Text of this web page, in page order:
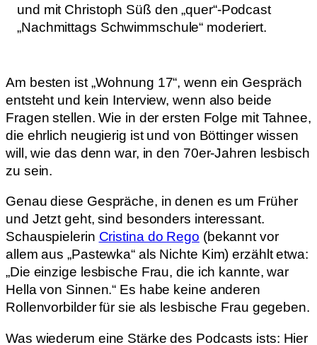
und mit Christoph Süß den „quer“-Podcast
„Nachmittags Schwimmschule“ moderiert.
Am besten ist „Wohnung 17“, wenn ein Gespräch
entsteht und kein Interview, wenn also beide
Fragen stellen. Wie in der ersten Folge mit Tahnee,
die ehrlich neugierig ist und von Böttinger wissen
will, wie das denn war, in den 70er-Jahren lesbisch
zu sein.
Genau diese Gespräche, in denen es um Früher
und Jetzt geht, sind besonders interessant.
Schauspielerin Cristina do Rego (bekannt vor
allem aus „Pastewka“ als Nichte Kim) erzählt etwa:
„Die einzige lesbische Frau, die ich kannte, war
Hella von Sinnen.“ Es habe keine anderen
Rollenvorbilder für sie als lesbische Frau gegeben.
Was wiederum eine Stärke des Podcasts ists: Hier